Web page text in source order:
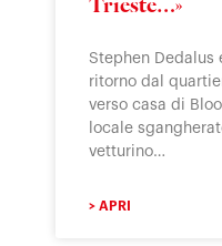
Trieste…»
Stephen Dedalus
ritorno dal
verso casa di
locale
vetturino…
> APRI